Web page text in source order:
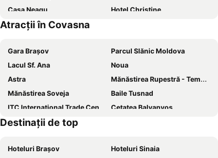
Casa Neagu
Hotel Christine
TTS Covasna
Turist
Cerbul
Hotel Bradul
Atracții în Covasna
Gara Brașov
Parcul Slănic Moldova
Lacul Sf. Ana
Noua
Astra
Mănăstirea Rupestră - Templul de la Șinca Veche
Mănăstirea Soveja
Baile Tusnad
ITC International Trade Center Braşov
Cetatea Balvanyos
Dârste
Șcheii Brașovului
Brașovechi
Destinaţii de top
Hoteluri Brașov
Hoteluri Sinaia